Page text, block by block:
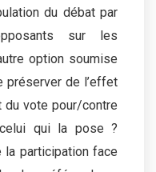
du débat par
sur les
option soumise
préserver de l’effet
vote pour/contre
qui la pose ?
participation face